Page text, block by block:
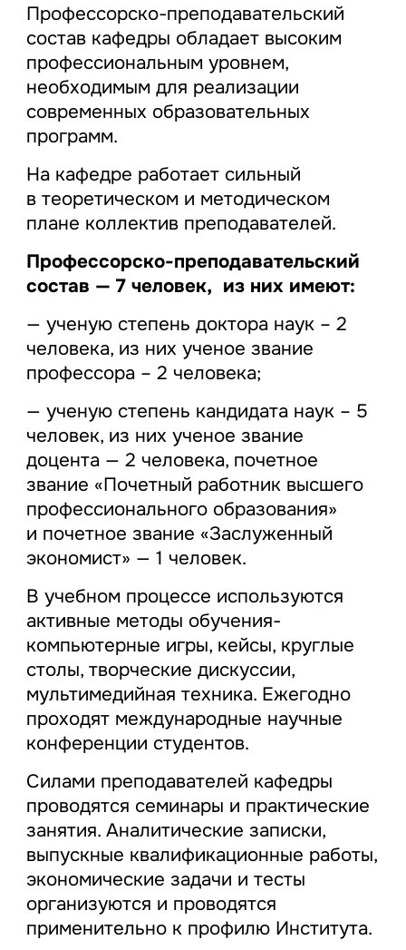
Профессорско-преподавательский
состав кафедры обладает высоким
профессиональным уровнем,
необходимым для реализации
современных образовательных
программ.
На кафедре работает сильный
в теоретическом и методическом
плане коллектив преподавателей.
Профессорско-преподавательский
состав — 7 человек, из них имеют:
— ученую степень доктора наук – 2
человека, из них ученое звание
профессора – 2 человека;
— ученую степень кандидата наук – 5
человек, из них ученое звание
доцента — 2 человека, почетное
звание «Почетный работник высшего
профессионального образования»
и почетное звание «Заслуженный
экономист» — 1 человек.
В учебном процессе используются
активные методы обучения-
компьютерные игры, кейсы, круглые
столы, творческие дискуссии,
мультимедийная техника. Ежегодно
проходят международные научные
конференции студентов.
Силами преподавателей кафедры
проводятся семинары и практические
занятия. Аналитические записки,
выпускные квалификационные работы,
экономические задачи и тесты
организуются и проводятся
применительно к профилю Института.